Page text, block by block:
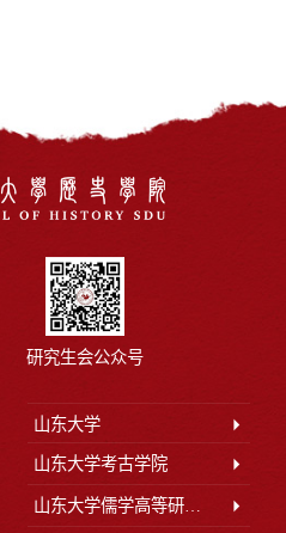
研究生会公众号
山东大学
山东大学考古学院
山东大学儒学高等研究院